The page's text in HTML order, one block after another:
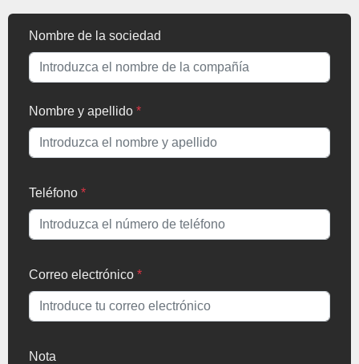
Nombre de la sociedad
Nombre y apellido *
Teléfono *
Correo electrónico *
Nota